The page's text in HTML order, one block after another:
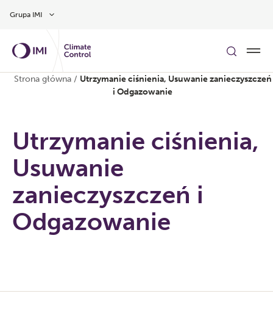
Grupa IMI
Strona główna/ Utrzymanie ciśnienia, Usuwanie zanieczyszczeń
i Odgazowanie
Utrzymanie ciśnienia,
Usuwanie
zanieczyszczeń i
Odgazowanie